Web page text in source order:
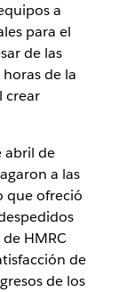
a
para el
de las
de la
crear
abril de
a las
que ofreció
HMRC
de
de los